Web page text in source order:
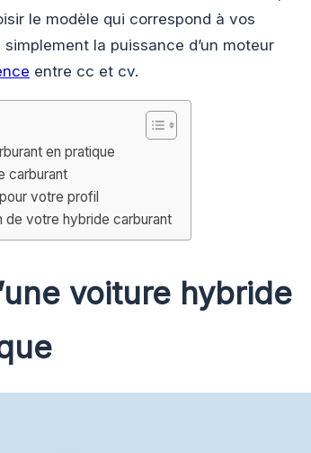
le modèle qui correspond à vos
la puissance d’un moteur
entre cc et cv.
en pratique
carburant
votre profil
de votre hybride carburant
voiture hybride